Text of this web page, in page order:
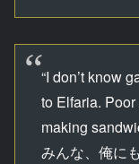
“I don’t know
to Elfaria.
making
みんな、俺に